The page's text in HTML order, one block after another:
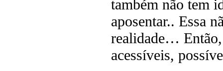
também não tem
aposentar.. Essa
realidade… Então,
acessíveis,